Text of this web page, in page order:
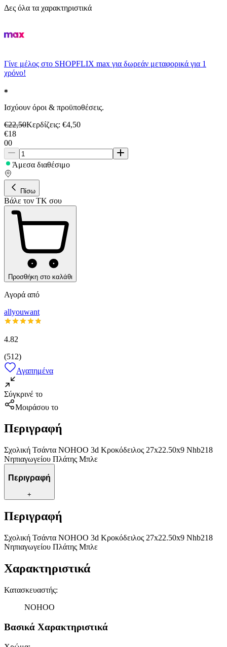
Δες όλα τα χαρακτηριστικά
Γίνε μέλος στο SHOPFLIX max για δωρεάν μεταφορικά για 1
χρόνο!
Ισχύουν όροι & προϋποθέσεις.
€22,50Κερδίζεις: €4,50
€18
00
Άμεσα διαθέσιμο
Πίσω
Βάλε τον ΤΚ σου
Προσθήκη στο καλάθι
Αγορά από
allyouwant
4.82
(512)
Αγαπημένα
Σύγκρινέ το
Μοιράσου το
Περιγραφή
Σχολική Τσάντα NOHOO 3d Κροκόδειλος 27x22.50x9 Nhb218
Νηπιαγωγείου Πλάτης Μπλε
Περιγραφή
+
Περιγραφή
Σχολική Τσάντα NOHOO 3d Κροκόδειλος 27x22.50x9 Nhb218
Νηπιαγωγείου Πλάτης Μπλε
Χαρακτηριστικά
Κατασκευαστής:
NOHOO
Βασικά Χαρακτηριστικά